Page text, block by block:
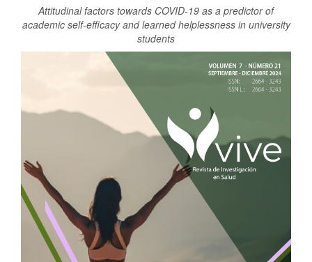
o
r
B
a
r
a
Attitudinal factors towards COVID-19 as a predictor of
academic self-efficacy and learned helplessness in university
students
artículo